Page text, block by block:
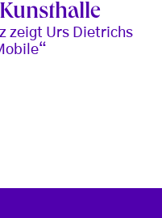
zeigt Urs Dietrichs